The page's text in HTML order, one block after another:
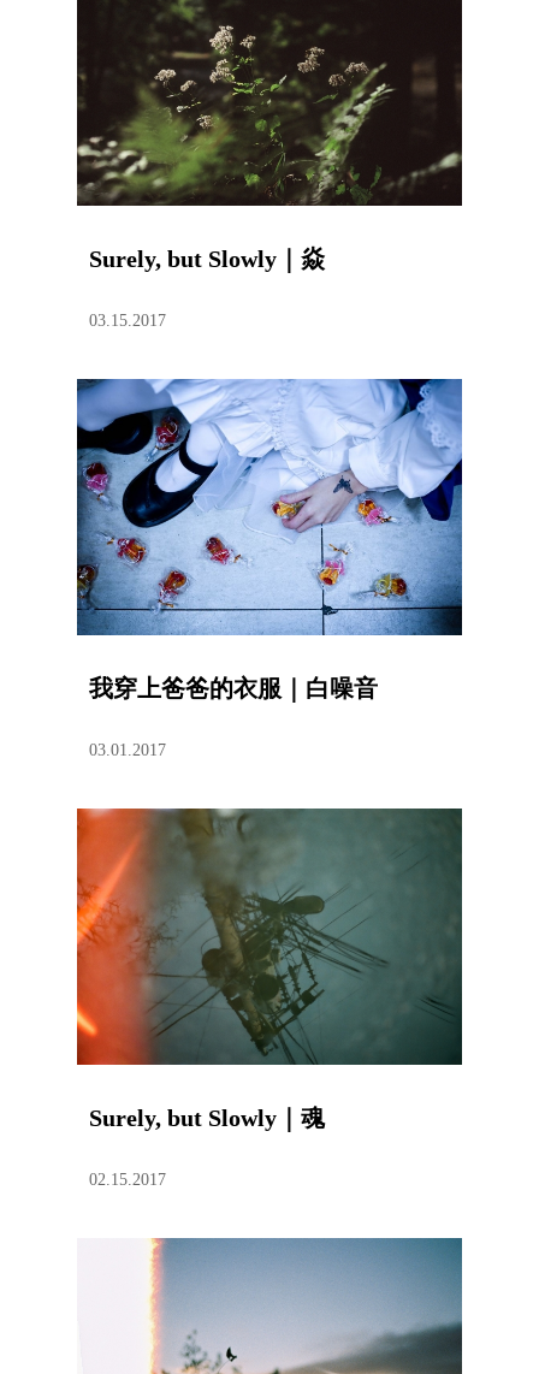
Surely, but Slowly｜焱
03.15.2017
我穿上爸爸的衣服｜白噪音
03.01.2017
Surely, but Slowly｜魂
02.15.2017